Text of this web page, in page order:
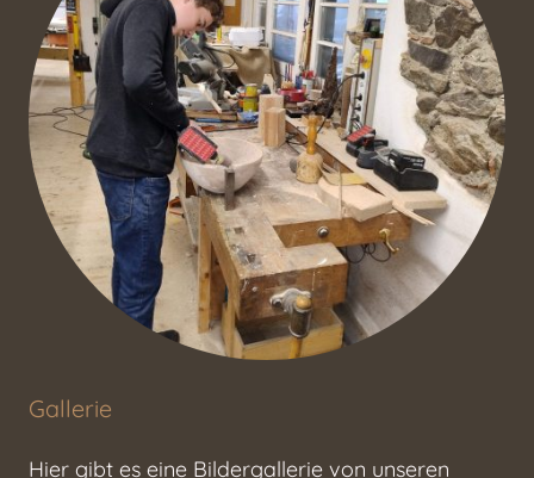
Gallerie
Hier gibt es eine Bildergallerie von unseren